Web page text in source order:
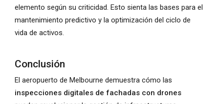
elemento según su criticidad. Esto sienta las bases para el
mantenimiento predictivo y la optimización del ciclo de
vida de activos.
Conclusión
El aeropuerto de Melbourne demuestra cómo las
inspecciones digitales de fachadas con drones